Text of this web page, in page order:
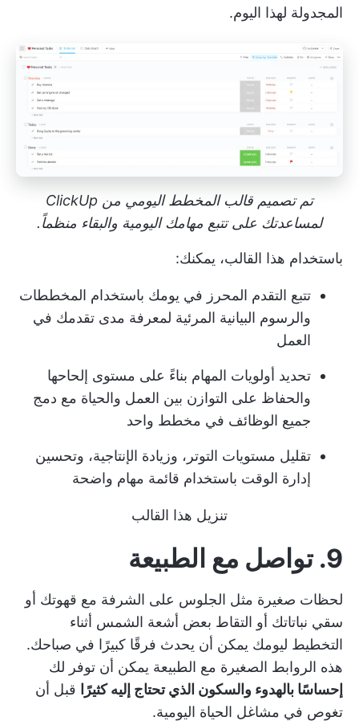
المجدولة لهذا اليوم.
تم تصميم قالب المخطط اليومي من ClickUp
لمساعدتك على تتبع مهامك اليومية والبقاء منظماً.
باستخدام هذا القالب، يمكنك:
تتبع التقدم المحرز في يومك باستخدام المخططات
والرسوم البيانية المرئية لمعرفة مدى تقدمك في
العمل
تحديد أولويات المهام بناءً على مستوى إلحاحها
والحفاظ على التوازن بين العمل والحياة مع دمج
جميع الوظائف في مخطط واحد
تقليل مستويات التوتر، وزيادة الإنتاجية، وتحسين
إدارة الوقت باستخدام قائمة مهام واضحة
تنزيل هذا القالب
9. تواصل مع الطبيعة
لحظات صغيرة مثل الجلوس على الشرفة مع قهوتك أو
سقي نباتاتك أو التقاط بعض أشعة الشمس أثناء
التخطيط ليومك يمكن أن يحدث فرقًا كبيرًا في صباحك.
هذه الروابط الصغيرة مع الطبيعة يمكن أن توفر لك
إحساسًا بالهدوء والسكون الذي تحتاج إليه كثيرًا
قبل أن
تغوص في مشاغل الحياة اليومية.